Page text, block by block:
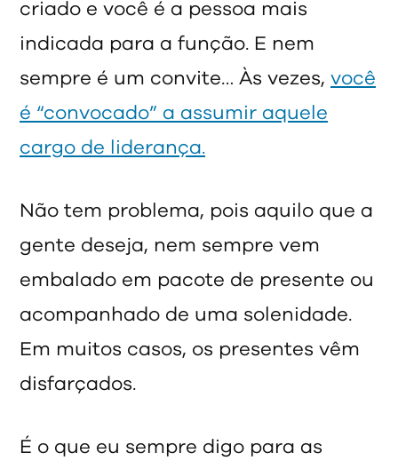
criado e você é a pessoa mais
indicada para a função. E nem
sempre é um convite… Às vezes, você
é “convocado” a assumir aquele
cargo de liderança.
Não tem problema, pois aquilo que a
gente deseja, nem sempre vem
embalado em pacote de presente ou
acompanhado de uma solenidade.
Em muitos casos, os presentes vêm
disfarçados.
É o que eu sempre digo para as